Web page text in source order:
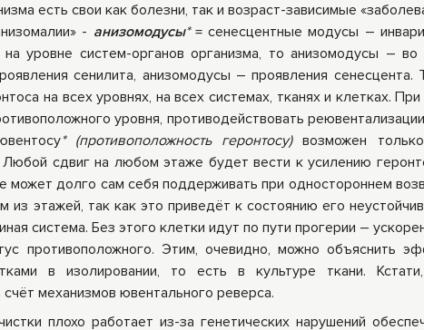
есть свои как болезни, так и возраст-зависимые
- анизомодусы*= сенесцентные модусы –
уровне систем-органов организма, то анизомодусы – во
сенилита, анизомодусы – проявления сенесцента.
на всех уровнях, на всех системах, тканях и клетках.
уровня, противодействовать реювентализации
* (противоположность геронтосу)возможен
сдвиг на любом этаже будет вести к усилению
может долго сам себя поддерживать при одностороннем
этажей, так как это приведёт к состоянию его
система. Без этого клетки идут по пути прогерии –
противоположного. Этим, очевидно, можно объяснить
в изолировании, то есть в культуре ткани.
счёт механизмов ювентального реверса.
плохо работает из-за генетических нарушений